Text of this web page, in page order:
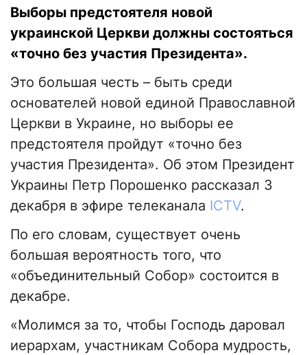
Выборы предстоятеля новой
украинской Церкви должны состояться
«точно без участия Президента».
Это большая честь – быть среди
основателей новой единой Православной
Церкви в Украине, но выборы ее
предстоятеля пройдут «точно без
участия Президента». Об этом Президент
Украины Петр Порошенко рассказал 3
декабря в эфире телеканала ICTV.
По его словам, существует очень
большая вероятность того, что
«объединительный Собор» состоится в
декабре.
«Молимся за то, чтобы Господь даровал
иерархам, участникам Собора мудрость,